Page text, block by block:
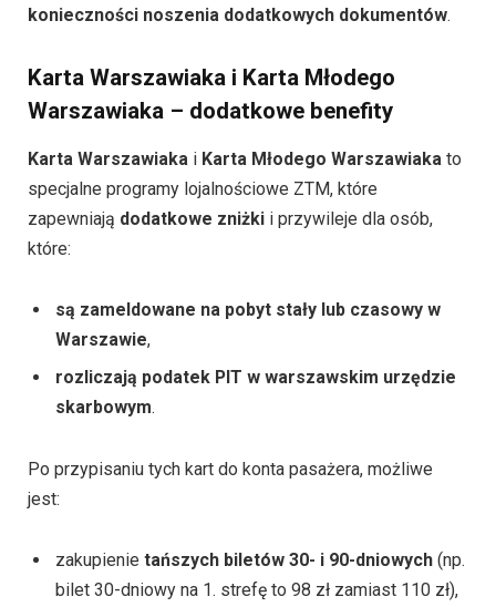
konieczności noszenia dodatkowych dokumentów.
Karta Warszawiaka i Karta Młodego
Warszawiaka – dodatkowe benefity
Karta Warszawiaka i Karta Młodego Warszawiaka to
specjalne programy lojalnościowe ZTM, które
zapewniają dodatkowe zniżki i przywileje dla osób,
które:
są zameldowane na pobyt stały lub czasowy w
Warszawie,
rozliczają podatek PIT w warszawskim urzędzie
skarbowym.
Po przypisaniu tych kart do konta pasażera, możliwe
jest:
zakupienie tańszych biletów 30- i 90-dniowych (np.
bilet 30-dniowy na 1. strefę to 98 zł zamiast 110 zł),